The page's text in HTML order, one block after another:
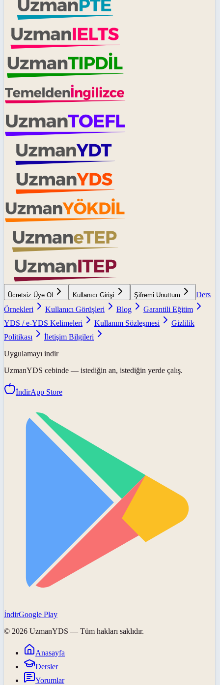
Ücretsiz Üye Ol Kullanıcı Girişi Şifremi Unuttum
Ders
Örnekleri
Kullanıcı Görüşleri Blog
Garantili Eğitim
YDS / e-YDS Kelimeleri
Kullanım Sözleşmesi
Gizlilik
Politikası
İletişim Bilgileri
Uygulamayı indir
UzmanYDS cebinde — istediğin an, istediğin yerde çalış.
İndirApp Store
İndirGoogle Play
© 2026 UzmanYDS — Tüm hakları saklıdır.
Anasayfa
Dersler
Yorumlar